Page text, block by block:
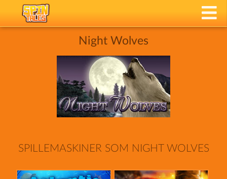
Night Wolves
SPILLEMASKINER SOM NIGHT WOLVES